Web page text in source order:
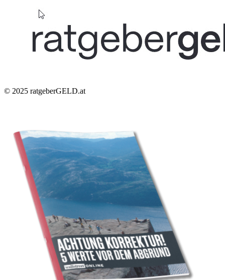
© 2025 ratgeberGELD.at